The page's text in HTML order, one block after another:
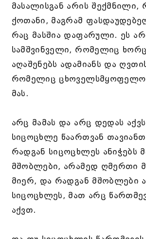
მასალისგან არის
ქოთანი, მაგრამ
რაც მასშია დაფარული. ეს
სამშვინველი, რომელიც
აღაშენებს ადამიანს და
რომელიც
მას.
არც მამას და არც დედას
სიცოცხლე წაართვან
რადგან სიცოცხლეს ანიჭებს
მშობლები, არამედ ღმერთი
მიერ, და რადგან მშობლები
სიცოცხლეს, მათ არც
აქვთ.